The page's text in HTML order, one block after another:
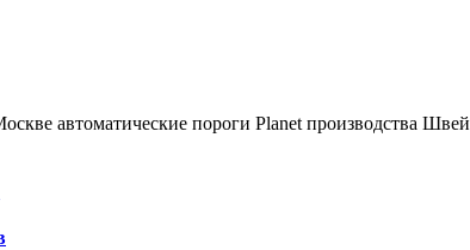
автоматические пороги Planet производства